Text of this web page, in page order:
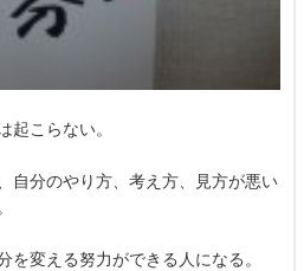
起こらない。
自分のやり方、考え方、見方が悪い
を変える努力ができる人になる。